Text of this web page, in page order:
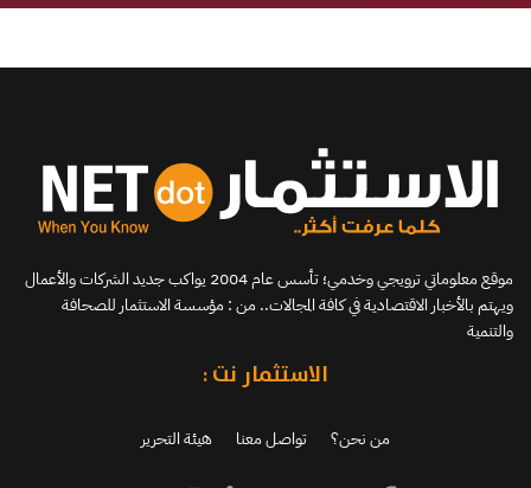
موقع معلوماتي ترويجي وخدمي؛ تأسس عام 2004 يواكب جديد الشركات والأعمال
ويهتم بالأخبار الاقتصادية في كافة المجالات.. من : مؤسسة الاستثمار للصحافة
والتنمية
الاستثمار نت :
من نحن؟ تواصل معنا هيئة التحرير